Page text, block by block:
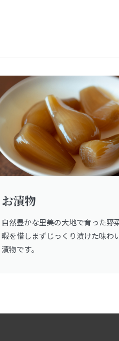
お漬物
自然豊かな里美の大地で育った野
暇を惜しまずじっくり漬けた味わ
漬物です。